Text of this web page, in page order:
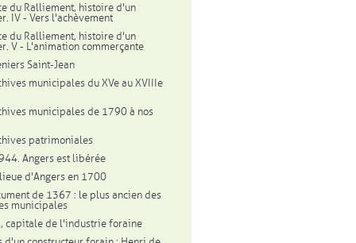
du Ralliement, histoire d'un
IV - Vers l'achèvement
du Ralliement, histoire d'un
V - L'animation commerçante
Saint-Jean
municipales du XVe au XVIIIe
municipales de 1790 à nos
patrimoniales
Angers est libérée
d'Angers en 1700
de 1367 : le plus ancien des
municipales
capitale de l'industrie foraine